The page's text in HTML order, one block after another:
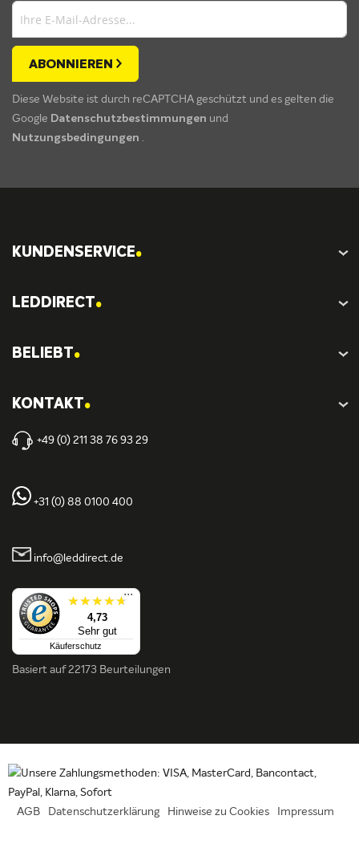
ABONNIEREN
Diese Website ist durch reCAPTCHA geschützt und es gelten die
Google Datenschutzbestimmungen und
Nutzungsbedingungen .
KUNDENSERVICE.
LEDDIRECT.
BELIEBT.
KONTAKT.
+49 (0) 211 38 76 93 29
+31 (0) 88 0100 400
info@leddirect.de
4,73
Sehr gut
...
Käuferschutz
Basiert auf22173 Beurteilungen
AGB Datenschutzerklärung Hinweise zu Cookies Impressum